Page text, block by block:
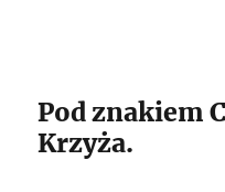
Pod znakiem
Krzyża.